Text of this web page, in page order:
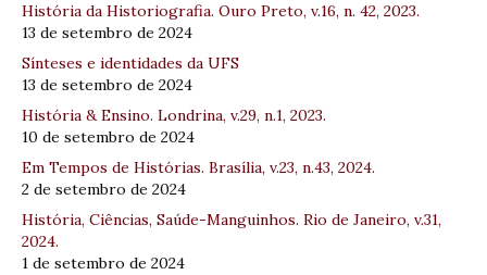
História da Historiografia. Ouro Preto, v.16, n. 42, 2023.
13 de setembro de 2024
Sínteses e identidades da UFS
13 de setembro de 2024
História & Ensino. Londrina, v.29, n.1, 2023.
10 de setembro de 2024
Em Tempos de Histórias. Brasília, v.23, n.43, 2024.
2 de setembro de 2024
História, Ciências, Saúde-Manguinhos. Rio de Janeiro, v.31,
2024.
1 de setembro de 2024